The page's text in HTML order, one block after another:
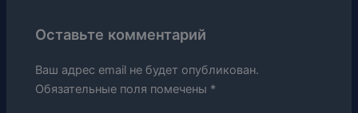
Оставьте комментарий
Ваш адрес email не будет опубликован.
Обязательные поля помечены *